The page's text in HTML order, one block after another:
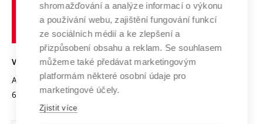
Transfer znalostí
Open Science
Projekty
Projekty ze strukturálních fondů
Specifický výzkum
Služby univerzity
Mezinárodní dohody
Univerzitní sítě
Udržitelná univerzita
Podnikavá univerzita / ContriBUTe
Bezpečná univerzita
Vyznamenání
Organizační struktura
učení
technické
VYSOKÉ UČENÍ TECHNICKÉ V BRNĚ
Antonínská 548/1
602 00 Brno
www.vut.cz
vut@vutbr.cz
shromažďování a analýze informací o výkonu
a používání webu, zajištění fungování funkcí
ze sociálních médií a ke zlepšení a
přizpůsobení obsahu a reklam. Se souhlasem
můžeme také předávat marketingovým
platformám některé osobní údaje pro
marketingové účely.
Zjistit více